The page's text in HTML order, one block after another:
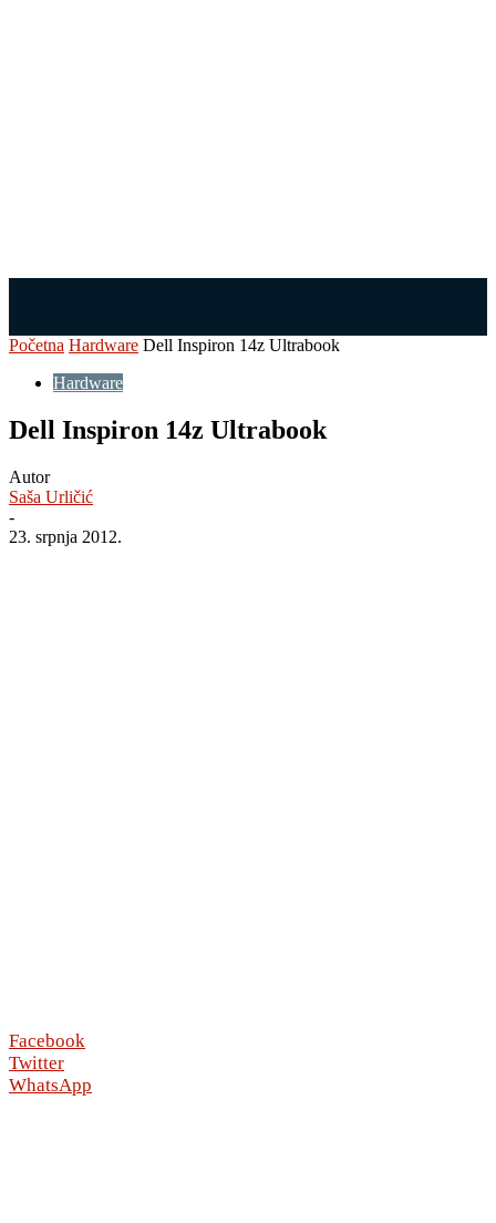
Početna Hardware Dell Inspiron 14z Ultrabook
Hardware
Dell Inspiron 14z Ultrabook
Autor
Saša Urličić
-
23. srpnja 2012.
Facebook
Twitter
WhatsApp